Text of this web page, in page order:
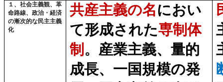
１、社会主義観、革
命路線、政治・経済
の漸次的な民主主義
化
共産主義の名におい
て形成された専制体
制 。 産業主義、量的
成長、一国規模の発